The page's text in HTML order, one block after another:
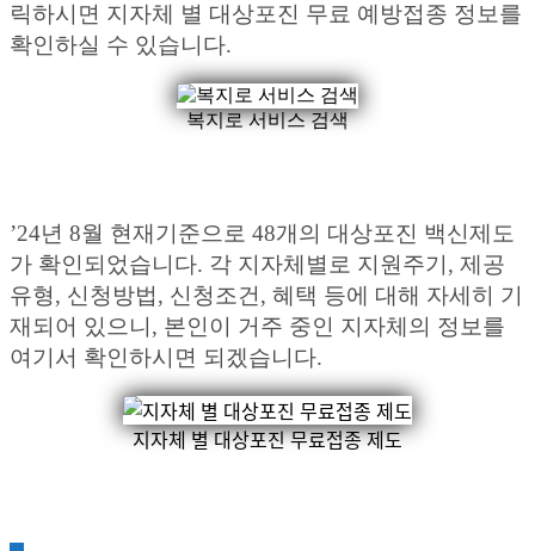
릭하시면 지자체 별 대상포진 무료 예방접종 정보를
확인하실 수 있습니다.
복지로 서비스 검색
’24년 8월 현재기준으로 48개의 대상포진 백신제도
가 확인되었습니다. 각 지자체별로 지원주기, 제공
유형, 신청방법, 신청조건, 혜택 등에 대해 자세히 기
재되어 있으니, 본인이 거주 중인 지자체의 정보를
여기서 확인하시면 되겠습니다.
지자체 별 대상포진 무료접종 제도